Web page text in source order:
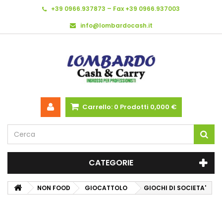
+39 0966.937873 – Fax +39 0966.937003
info@lombardocash.it
Carrello: 0 Prodotti 0,000 €
CATEGORIE
NON FOOD GIOCATTOLO GIOCHI DI SOCIETA'